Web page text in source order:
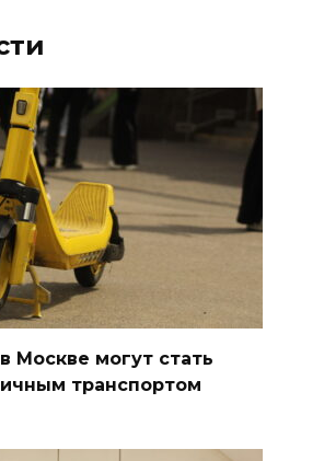
Москве могут стать
транспортом